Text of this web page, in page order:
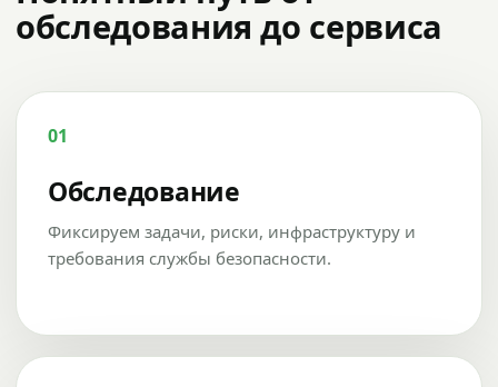
обследования до сервиса
01
Обследование
Фиксируем задачи, риски, инфраструктуру и
требования службы безопасности.